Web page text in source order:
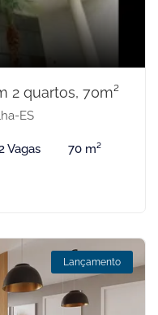
2 quartos, 70m²
ES
Vagas 70 m²
Lançamento